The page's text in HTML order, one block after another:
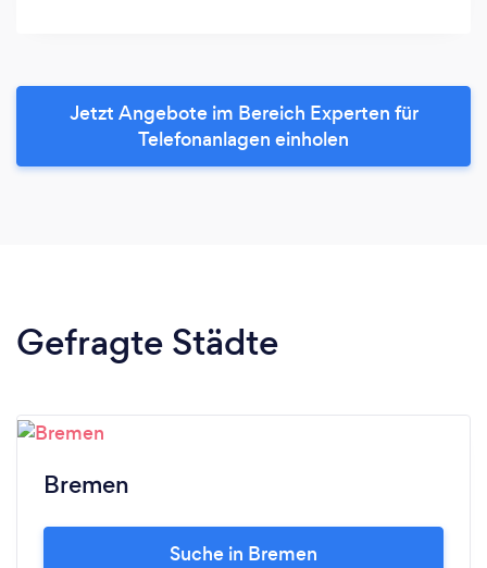
Jetzt Angebote im Bereich Experten für
Telefonanlagen einholen
Gefragte Städte
Bremen
Suche in Bremen